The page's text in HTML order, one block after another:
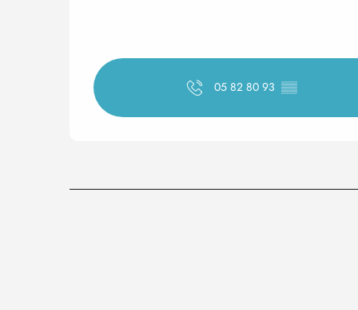
05 82 80 93 ▒▒